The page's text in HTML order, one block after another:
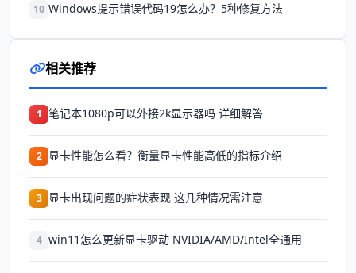
10 Windows提示错误代码19怎么办？5种修复方法
相关推荐
1 笔记本1080p可以外接2k显示器吗 详细解答
2 显卡性能怎么看？衡量显卡性能高低的指标介绍
3 显卡出现问题的症状表现 这几种情况需注意
4 win11怎么更新显卡驱动 NVIDIA/AMD/Intel全通用